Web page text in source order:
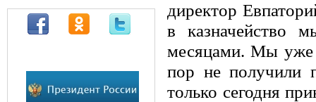
директор
в казначейство
месяцами. Мы уже
пор не получили
только сегодня